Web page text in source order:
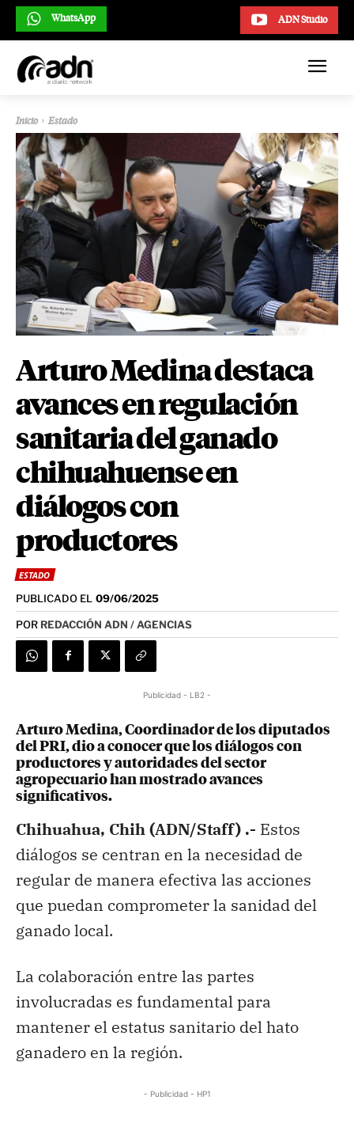
ADN Studio
WhatsApp
Inicio Estado
Arturo Medina destaca
avances en regulación
sanitaria del ganado
chihuahuense en
diálogos con
productores
ESTADO
PUBLICADO EL 09/06/2025
POR REDACCIÓN ADN / AGENCIAS
Publicidad - LB2 -
Arturo Medina, Coordinador de los diputados
del PRI, dio a conocer que los diálogos con
productores y autoridades del sector
agropecuario han mostrado avances
significativos.
Chihuahua, Chih (ADN/Staff) .- Estos
diálogos se centran en la necesidad de
regular de manera efectiva las acciones
que puedan comprometer la sanidad del
ganado local.
La colaboración entre las partes
involucradas es fundamental para
mantener el estatus sanitario del hato
ganadero en la región.
- Publicidad - HP1